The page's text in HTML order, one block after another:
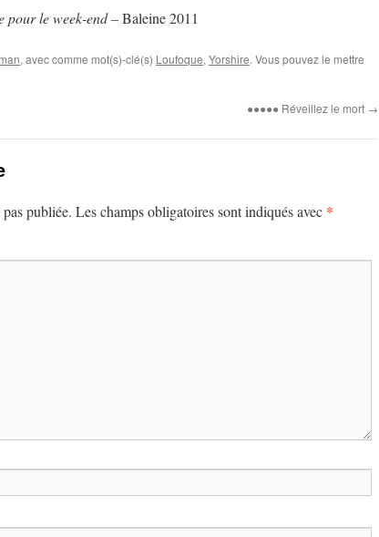
pour le week-end –Baleine 2011
, avec comme mot(s)-clé(s) Loufoque, Yorshire. Vous pouvez le mettre
●●●●● Réveillez le mort →
publiée. Les champs obligatoires sont indiqués avec *